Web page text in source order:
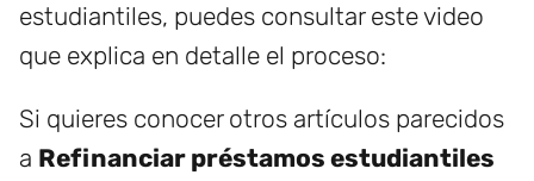
estudiantiles, puedes consultar este video
que explica en detalle el proceso:
Si quieres conocer otros artículos parecidos
a Refinanciar préstamos estudiantiles